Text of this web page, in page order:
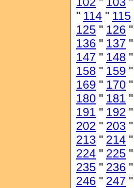
" 114 " 115
125 " 126 "
136 " 137 "
147 " 148 "
158 " 159 "
169 " 170 "
180 " 181 "
191 " 192 "
202 " 203 "
213 " 214 "
224 " 225 "
235 " 236 "
246 " 247 "